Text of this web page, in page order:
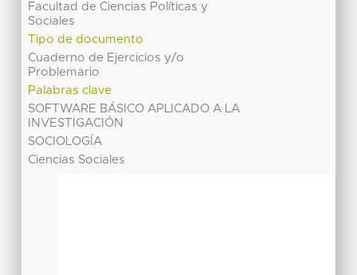
Facultad de Ciencias Políticas y
Sociales
Tipo de documento
Cuaderno de Ejercicios y/o
Problemario
Palabras clave
SOFTWARE BÁSICO APLICADO A LA
INVESTIGACIÓN
SOCIOLOGÍA
Ciencias Sociales